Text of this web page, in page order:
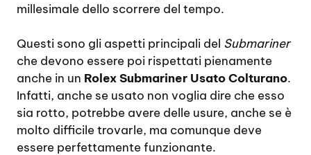
millesimale dello scorrere del tempo.
Questi sono gli aspetti principali del Submariner
che devono essere poi rispettati pienamente
anche in un Rolex Submariner Usato Colturano.
Infatti, anche se usato non voglia dire che esso
sia rotto, potrebbe avere delle usure, anche se è
molto difficile trovarle, ma comunque deve
essere perfettamente funzionante.